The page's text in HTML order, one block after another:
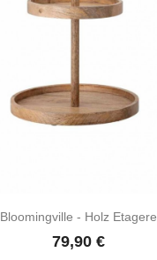
Bloomingville - Holz Etagere
79,90 €